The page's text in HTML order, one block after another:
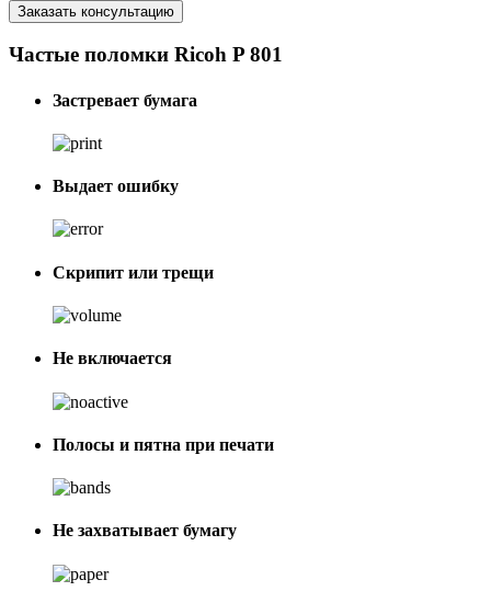
Заказать консультацию
Частые поломки Ricoh P 801
Застревает бумага
Выдает ошибку
Скрипит или трещи
Не включается
Полосы и пятна при печати
Не захватывает бумагу